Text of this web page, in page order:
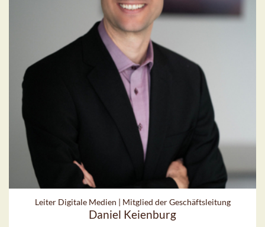
Leiter Digitale Medien | Mitglied der Geschäftsleitung
Daniel Keienburg